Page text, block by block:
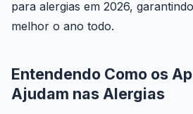
para alergias em 2026,
melhor o ano todo.
Entendendo Como os
Ajudam nas Alergias